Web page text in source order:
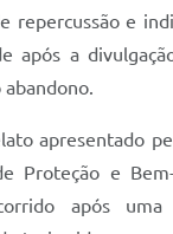
repercussão e
após a
apresentado
Proteção e
após uma